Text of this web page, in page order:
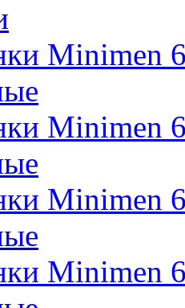
Minimen
Minimen
Minimen
Minimen